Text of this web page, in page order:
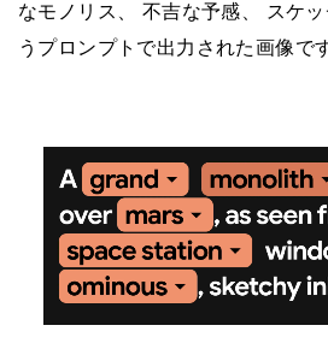
なモノリス、 不吉な予感、 スケ
うプロンプトで出力された画像で